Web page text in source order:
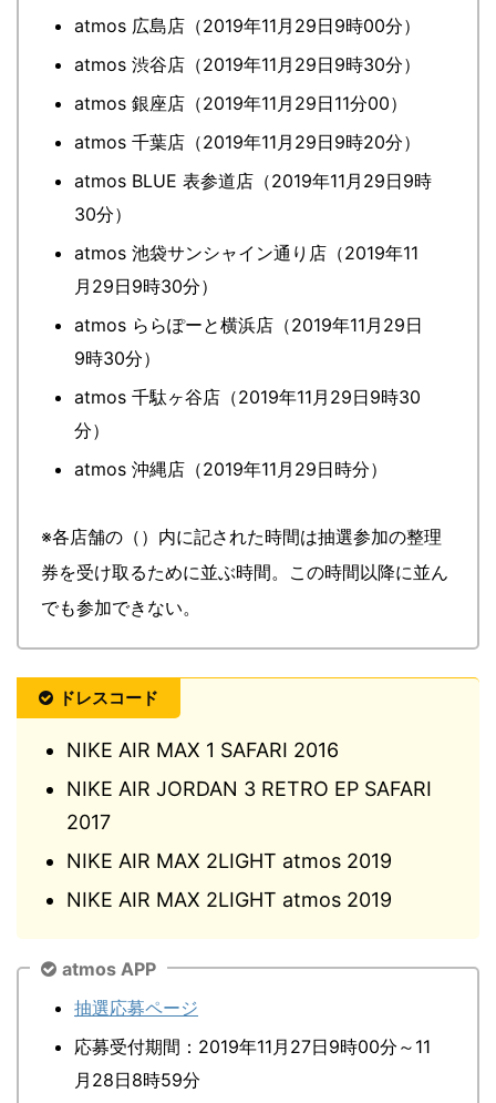
atmos 広島店（2019年11月29日9時00分）
atmos 渋谷店（2019年11月29日9時30分）
atmos 銀座店（2019年11月29日11分00）
atmos 千葉店（2019年11月29日9時20分）
atmos BLUE 表参道店（2019年11月29日9時
30分）
atmos 池袋サンシャイン通り店（2019年11
月29日9時30分）
atmos ららぽーと横浜店（2019年11月29日
9時30分）
atmos 千駄ヶ谷店（2019年11月29日9時30
分）
atmos 沖縄店（2019年11月29日時分）
※各店舗の（）内に記された時間は抽選参加の整理
券を受け取るために並ぶ時間。この時間以降に並ん
でも参加できない。
ドレスコード
NIKE AIR MAX 1 SAFARI 2016
NIKE AIR JORDAN 3 RETRO EP SAFARI
2017
NIKE AIR MAX 2LIGHT atmos 2019
NIKE AIR MAX 2LIGHT atmos 2019
atmos APP
抽選応募ページ
応募受付期間：2019年11月27日9時00分～11
月28日8時59分